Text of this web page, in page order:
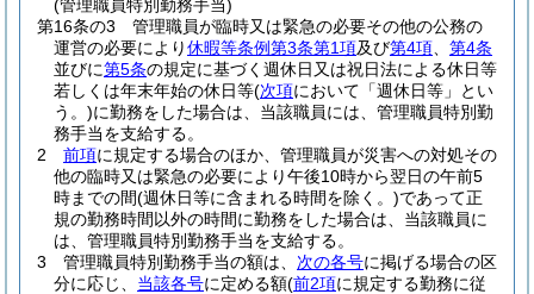
(管理職員特別勤務手当)
第16条の3
管理職員が臨時又は緊急の必要その他の公務の
運営の必要により休暇等条例第3条第1項及び第4項
第4条
並びに第5条の規定に基づく週休日又は祝日法による休日等
若しくは年末年始の休日等(次項において「週休日等」とい
う。)に勤務をした場合は、当該職員には、管理職員特別勤
務手当を支給する。
2
前項に規定する場合のほか、管理職員が災害への対処その
他の臨時又は緊急の必要により午後10時から翌日の午前5
時までの間(週休日等に含まれる時間を除く。)であって正
規の勤務時間以外の時間に勤務をした場合は、当該職員に
は、管理職員特別勤務手当を支給する。
3
管理職員特別勤務手当の額は、 次の各号に掲げる場合の区
分に応じ、 当該各号に定める額(前2項に規定する勤務に従